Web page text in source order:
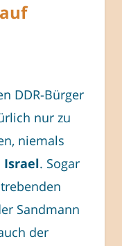
DDR-Bürger
nur zu
niemals
Israel. Sogar
Sandmann
der